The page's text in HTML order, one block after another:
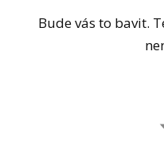
Bude vás to bavit.